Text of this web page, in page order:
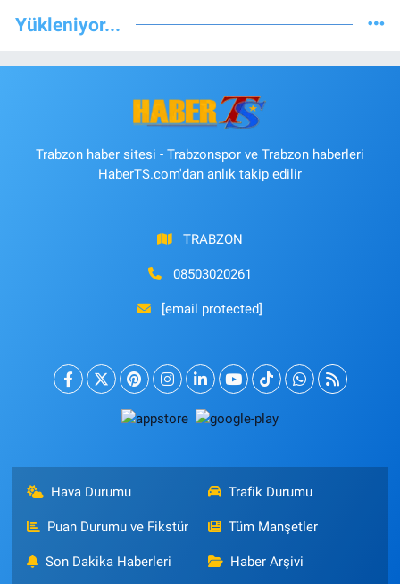
Yükleniyor...
Trabzon haber sitesi - Trabzonspor ve Trabzon haberleri
HaberTS.com'dan anlık takip edilir
TRABZON
08503020261
[email protected]
Hava Durumu Trafik Durumu
Puan Durumu ve Fikstür Tüm Manşetler
Son Dakika Haberleri Haber Arşivi